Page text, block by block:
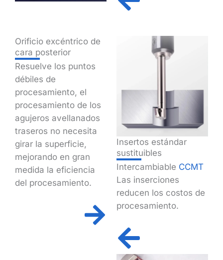
Orificio excéntrico de
cara posterior
Resuelve los puntos
débiles de
procesamiento, el
procesamiento de los
agujeros avellanados
traseros no necesita
girar la superficie,
mejorando en gran
medida la eficiencia
del procesamiento.
Insertos estándar
sustituibles
Intercambiable CCMT
Las inserciones
reducen los costos de
procesamiento.